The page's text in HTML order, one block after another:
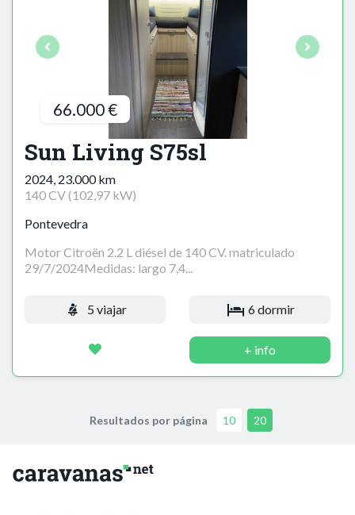
66.000 €
Sun Living S75sl
2024, 23.000 km
140 CV (102,97 kW)
Pontevedra
Motor Citroën 2.2 L diésel de 140 CV. matriculado
29/7/2024Medidas: largo 7,4...
5 viajar 6 dormir
+ info
Resultados por página 10 20